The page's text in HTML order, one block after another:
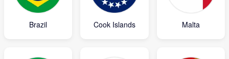
Brazil Cook Islands Malta